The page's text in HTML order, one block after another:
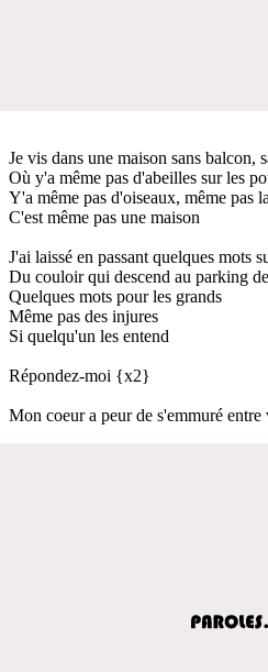
Je vis dans une maison sans balcon,
Où y'a même pas d'abeilles sur les
Y'a même pas d'oiseaux, même pas
C'est même pas une maison
J'ai laissé en passant quelques mots
Du couloir qui descend au parking
Quelques mots pour les grands
Même pas des injures
Si quelqu'un les entend
Répondez-moi {x2}
Mon coeur a peur de s'emmuré entre